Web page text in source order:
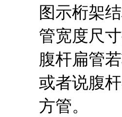
图示桁架
管宽度尺
腹杆扁管
或者说腹
方管。